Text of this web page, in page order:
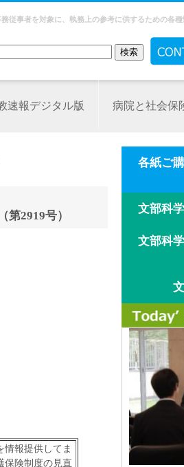
従事者を対象に、執務上の参考に供するための各
速報デジタル版 病院と社会保
2919号）
報提供してま
保険制度の見直
各紙ご
文部科
文部科